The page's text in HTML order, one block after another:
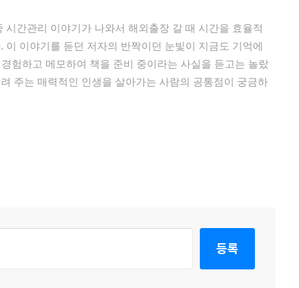
간관리 이야기가 나와서 해외출장 갈 때 시간을 효율적
이야기를 듣던 저자의 반짝이던 눈빛이 지금도 기억에
험하고 메모하여 책을 준비 중이라는 사실을 듣고는 놀랐
주는 매력적인 인생을 살아가는 사람의 공통점이 궁금하
등록